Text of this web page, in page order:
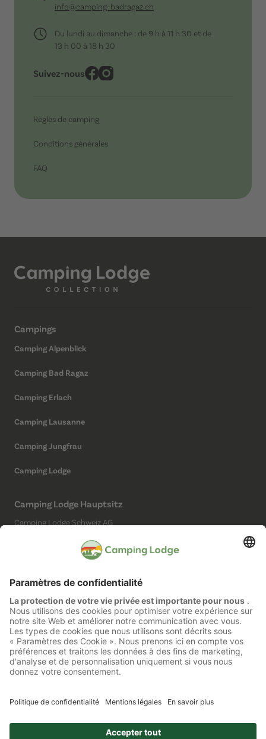
info@camping-badragaz.ch
Du lundi au dimanche : de 9 h à 11 h 30 et de
13 h 00 à 18 h 30
Suivez-nous
Règles de camping
Conditions générales
FAQ
Campings
Camping Alpenblick
Camping Bad Ragaz
Camping Erlach
Camping Lausanne
Camping Jungfrau
Camping Lodge
Camping Lodge Hauptsitz
Camping Lodge Schweiz AG
Réseaux sociaux
Mentions légales